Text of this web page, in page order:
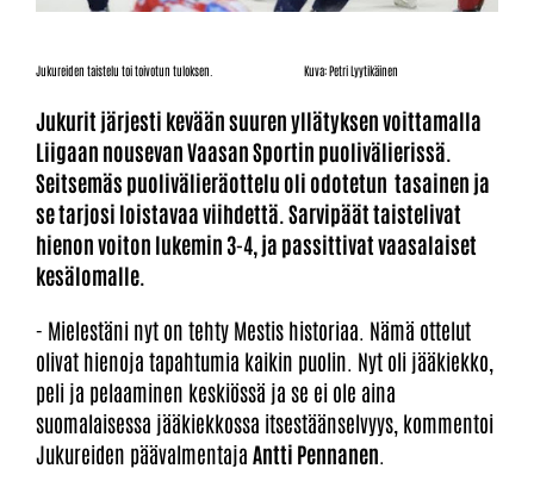
Jukureiden taistelu toi toivotun tuloksen. Kuva: Petri Lyytikäinen
Jukurit järjesti kevään suuren yllätyksen voittamalla
Liigaan nousevan Vaasan Sportin puolivälierissä.
Seitsemäs puolivälieräottelu oli odotetun tasainen ja
se tarjosi loistavaa viihdettä. Sarvipäät taistelivat
hienon voiton lukemin 3-4, ja passittivat vaasalaiset
kesälomalle.
- Mielestäni nyt on tehty Mestis historiaa. Nämä ottelut
olivat hienoja tapahtumia kaikin puolin. Nyt oli jääkiekko,
peli ja pelaaminen keskiössä ja se ei ole aina
suomalaisessa jääkiekkossa itsestäänselvyys, kommentoi
Jukureiden päävalmentaja Antti Pennanen